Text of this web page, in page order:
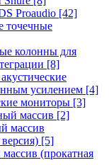
Proaudio [42]
точечные
колонны для
[8]
усилением [4]
мониторы [3]
массив [2]
массив
[5]
(прокатная